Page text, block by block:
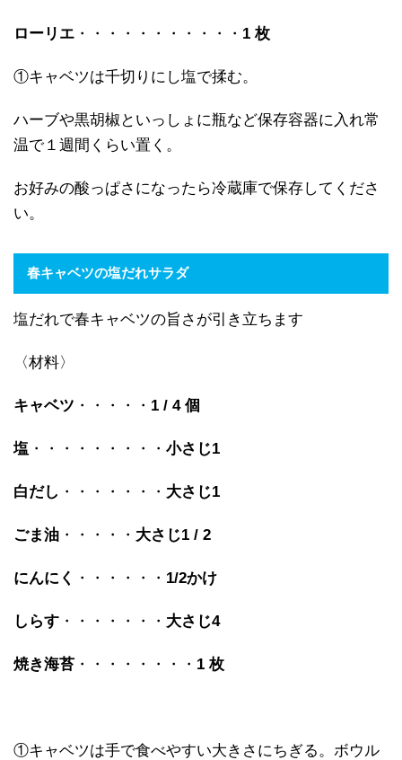
ローリエ ・・・・・・・・・・・ 1枚
①キャベツは千切りにし塩で揉む。
ハーブや黒胡椒といっしょに瓶など保存容器に入れ常
温で１週間くらい置く。
お好みの酸っぱさになったら冷蔵庫で保存してくださ
い。
春キャベツの塩だれサラダ
塩だれで春キャベツの旨さが引き立ちます
〈材料〉
キャベツ ・・・・・ 1 / 4 個
塩 ・・・・・・・・・ 小さじ1
白だし ・・・・・・・ 大さじ1
ごま油 ・・・・・ 大さじ1 / 2
にんにく ・・・・・・ 1/2かけ
しらす ・・・・・・・ 大さじ4
焼き海苔 ・・・・・・・・ 1枚
①キャベツは手で食べやすい大きさにちぎる。ボウル